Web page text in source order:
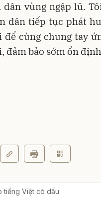
dân vùng ngập lũ.
dân tiếp tục phát
để cùng chung tay
đảm bảo sớm ổn